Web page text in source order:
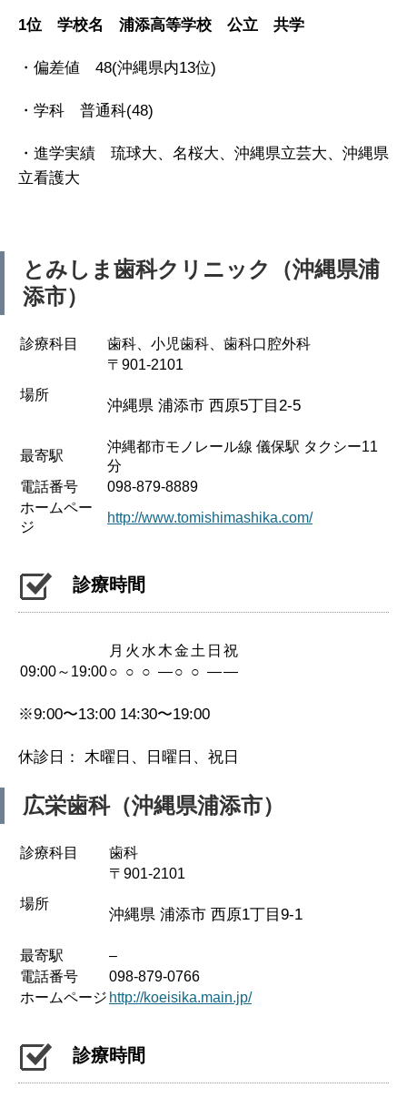
1位 学校名 浦添高等学校 公立 共学
・偏差値 48(沖縄県内13位)
・学科 普通科(48)
・進学実績 琉球大、名桜大、沖縄県立芸大、沖縄県
立看護大
とみしま歯科クリニック（沖縄県浦
添市）
診療科目 歯科、小児歯科、歯科口腔外科
場所
〒901-2101
沖縄県 浦添市 西原5丁目2-5
最寄駅
沖縄都市モノレール線 儀保駅 タクシー11
分
電話番号
098-879-8889
ホームペー
ジ
http://www.tomishimashika.com/
診療時間
月 火 水 木金 土 日 祝
09:00～19:00○ ○ ○ —○ ○ ——
※9:00〜13:00 14:30〜19:00
休診日： 木曜日、日曜日、祝日
広栄歯科（沖縄県浦添市）
診療科目 歯科
場所
〒901-2101
沖縄県 浦添市 西原1丁目9-1
最寄駅
–
電話番号
098-879-0766
ホームページ http://koeisika.main.jp/
診療時間